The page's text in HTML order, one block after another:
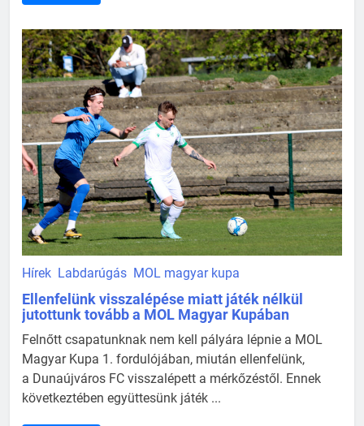
Hírek Labdarúgás MOL magyar kupa
Ellenfelünk visszalépése miatt játék nélkül
jutottunk tovább a MOL Magyar Kupában
Felnőtt csapatunknak nem kell pályára lépnie a MOL
Magyar Kupa 1. fordulójában, miután ellenfelünk,
a Dunaújváros FC visszalépett a mérkőzéstől. Ennek
következtében együttesünk játék ...